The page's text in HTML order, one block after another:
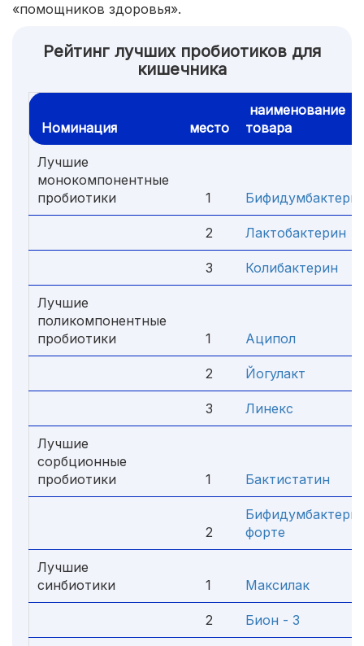
«помощников здоровья».
Рейтинг лучших пробиотиков для
кишечника
Номинация место
наименование
товара
Лучшие
монокомпонентные
пробиотики
1
2 Лактобактерин
3 Колибактерин
Лучшие
поликомпонентные
пробиотики
1 Аципол
2 Йогулакт
3 Линекс
Лучшие
сорбционные
пробиотики
1 Бактистатин
2
форте
Лучшие
синбиотики
1 Максилак
2 Бион - 3